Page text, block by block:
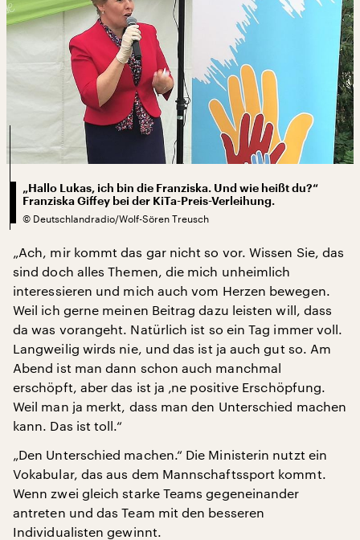
„Hallo Lukas, ich bin die Franziska. Und wie heißt du?“
Franziska Giffey bei der KiTa-Preis-Verleihung.
© Deutschlandradio/Wolf-Sören Treusch
„Ach, mir kommt das gar nicht so vor. Wissen Sie, das
sind doch alles Themen, die mich unheimlich
interessieren und mich auch vom Herzen bewegen.
Weil ich gerne meinen Beitrag dazu leisten will, dass
da was vorangeht. Natürlich ist so ein Tag immer voll.
Langweilig wirds nie, und das ist ja auch gut so. Am
Abend ist man dann schon auch manchmal
erschöpft, aber das ist ja ‚ne positive Erschöpfung.
Weil man ja merkt, dass man den Unterschied machen
kann. Das ist toll.“
„Den Unterschied machen.“ Die Ministerin nutzt ein
Vokabular, das aus dem Mannschaftssport kommt.
Wenn zwei gleich starke Teams gegeneinander
antreten und das Team mit den besseren
Individualisten gewinnt.